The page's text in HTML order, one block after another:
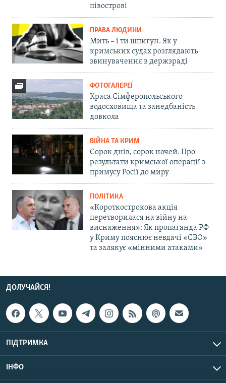
півострові
ПРАВА ЛЮДИНИ
Мить – і ти шпигун. Як у
кримських судах розглядають
звинувачення в держзраді
ФОТОГАЛЕРЕЇ
Краса Сімферопольського
водосховища та занедбаність
довкола
ВІЙНА ТА КРИМ
Сорок днів, сорок ночей. Про
результати кримської операції з
примусу Росії до миру
ПОЛІТИКА
«Короткострокова акція
перетворилася на війну на
виснаження»: Як пропаганда РФ
у Криму пояснює невдачі «СВО»
та залякує «мінними атаками»
ДОЛУЧАЙСЯ!
ПІДТРИМКА
ІНФО